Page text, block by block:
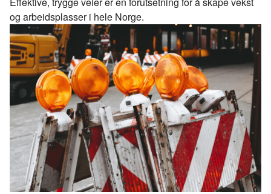
og arbeidsplasser i hele Norge.